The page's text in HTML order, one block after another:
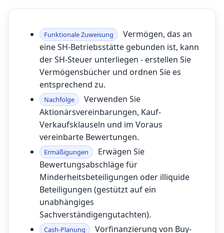
Funktionale Zuweisung
Vermögen, das an
eine SH-Betriebsstätte gebunden ist, kann
der SH-Steuer unterliegen - erstellen Sie
Vermögensbücher und ordnen Sie es
entsprechend zu.
Nachfolge
Verwenden Sie
Aktionärsvereinbarungen, Kauf-
Verkaufsklauseln und im Voraus
vereinbarte Bewertungen.
Ermäßigungen
Erwägen Sie
Bewertungsabschläge für
Minderheitsbeteiligungen oder illiquide
Beteiligungen (gestützt auf ein
unabhängiges
Sachverständigengutachten).
Cash-Planung
Vorfinanzierung von Buy-